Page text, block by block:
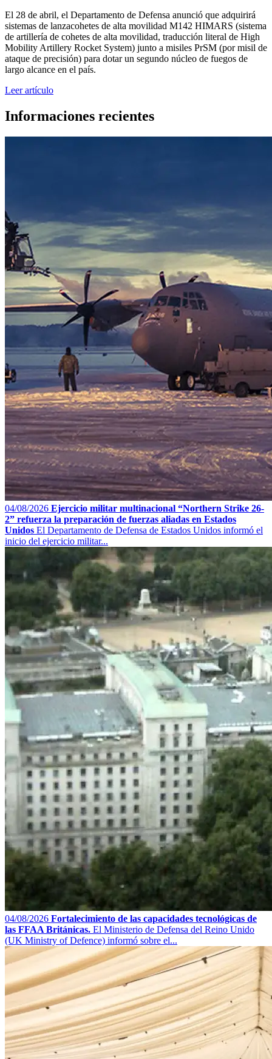
El 28 de abril, el Departamento de Defensa anunció que adquirirá
sistemas de lanzacohetes de alta movilidad M142 HIMARS (sistema
de artillería de cohetes de alta movilidad, traducción literal de High
Mobility Artillery Rocket System) junto a misiles PrSM (por misil de
ataque de precisión) para dotar un segundo núcleo de fuegos de
largo alcance en el país.
Leer artículo
Informaciones recientes
04/08/2026 Ejercicio militar multinacional “Northern Strike 26-
2” refuerza la preparación de fuerzas aliadas en Estados
Unidos El Departamento de Defensa de Estados Unidos informó el
inicio del ejercicio militar...
04/08/2026 Fortalecimiento de las capacidades tecnológicas de
las FFAA Británicas. El Ministerio de Defensa del Reino Unido
(UK Ministry of Defence) informó sobre el...